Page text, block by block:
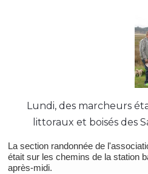
Lundi, des marcheurs
littoraux et boisés des
La section randonnée de
était sur les chemins de la station
après-midi.